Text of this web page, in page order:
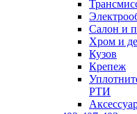
Салон и
Хром и
Кузов
Крепеж
РТИ